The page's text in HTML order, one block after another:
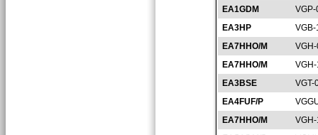
EA1GDM
EA3HP
EA7HHO/M
EA7HHO/M
EA3BSE
VGT-
EA4FUF/P
EA7HHO/M